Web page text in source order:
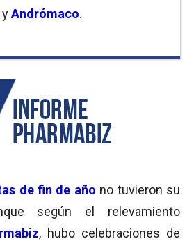
yAndrómaco.
de fin de año no tuvieron su
según el relevamiento
, hubo celebraciones de